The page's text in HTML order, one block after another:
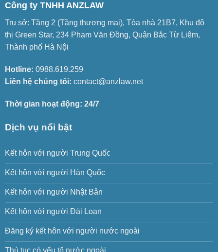
Công ty TNHH ANZLAW
Trụ sở: Tầng 2 (Tầng thương mại), Tòa nhà 21B7, Khu đô
thị Green Star, 234 Phạm Văn Đồng, Quận Bắc Từ Liêm,
Thành phố Hà Nội
Hotline: 0988.619.259
Liên hệ chúng tôi: contact@anzlaw.net
Thời gian hoạt động: 24/7
Dịch vụ nổi bật
Kết hôn với người Trung Quốc
Kết hôn với người Hàn Quốc
Kết hôn với người Nhật Bản
Kết hôn với người Đài Loan
Đăng ký kết hôn với người nước ngoài